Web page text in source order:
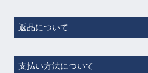
返品について
支払い方法について